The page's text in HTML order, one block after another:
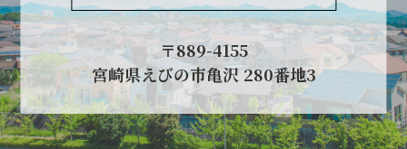
〒889-4155
宮崎県えびの市亀沢 280番地3